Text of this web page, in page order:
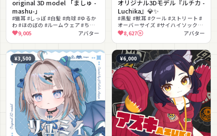
original 3D model 「ましゅ -
mashu-」
#猫耳 #しっぽ #白髪 #肉球 #ゆるか
わ #ほのぼの #ルームウェア #ちび
アバター #ローツインテール #撮影
向け
9,005 アバター
オリジナル3Dモデル『ルチカ -
Luchika』💎✨️
#黒髪 #獣耳 #クール #ストリート #
オーバーサイズ #サイハイソックス
#AFKモーション #lilToon対応
#PhysBone対応 #衣装切替
8,627 アバター
¥3,500 ¥6,000